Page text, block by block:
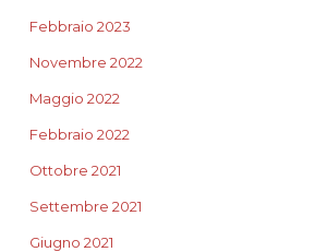
Febbraio 2023
Novembre 2022
Maggio 2022
Febbraio 2022
Ottobre 2021
Settembre 2021
Giugno 2021